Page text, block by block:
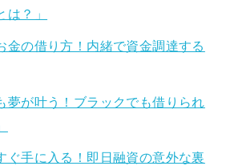
は？」
金の借り方！内緒で資金調達する
夢が叶う！ブラックでも借りられ
ぐ手に入る！即日融資の意外な裏